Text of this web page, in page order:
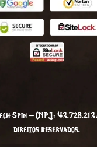
Spin – CNPJ:
direitos reservados.